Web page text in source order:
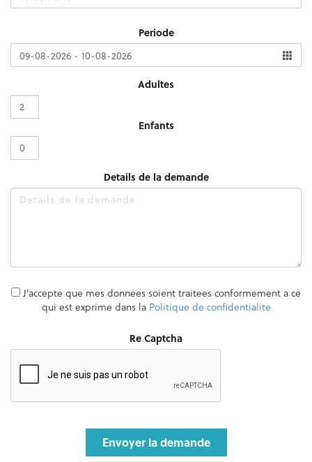
Periode
Adultes
Enfants
Details de la demande
J'accepte que mes donnees soient traitees conformement a ce
qui est exprime dans la Politique de confidentialite
Re Captcha
Envoyer la demande